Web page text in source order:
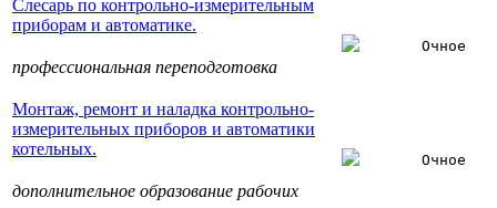
Слесарь по контрольно-измерительным
приборам и автоматике.
профессиональная переподготовка
Очное
Монтаж, ремонт и наладка контрольно-
измерительных приборов и автоматики
котельных.
дополнительное образование рабочих
Очное